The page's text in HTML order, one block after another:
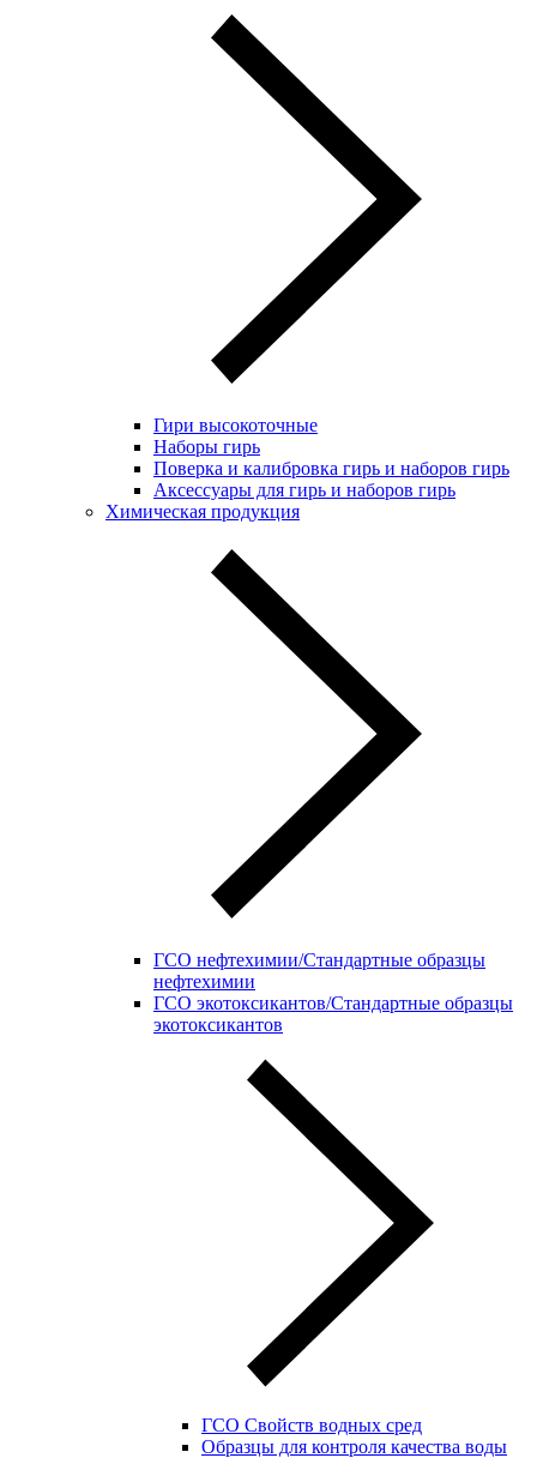
Гири высокоточные
Наборы гирь
Поверка и калибровка гирь и наборов гирь
Аксессуары для гирь и наборов гирь
Химическая продукция
ГСО нефтехимии/Стандартные образцы
нефтехимии
ГСО экотоксикантов/Стандартные образцы
экотоксикантов
ГСО Свойств водных сред
Образцы для контроля качества воды